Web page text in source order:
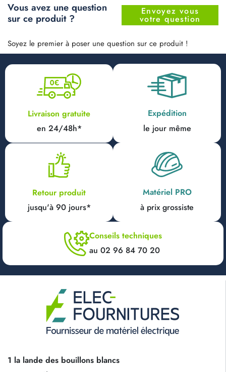
Vous avez une question
sur ce produit ?
Envoyez vous
votre question
Soyez le premier à poser une question sur ce produit !
Livraison gratuite
en 24/48h*
Expédition
le jour même
Retour produit
jusqu'à 90 jours*
Matériel PRO
à prix grossiste
Conseils techniques
au 02 96 84 70 20
1 la lande des bouillons blancs